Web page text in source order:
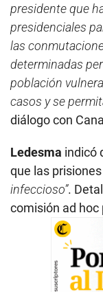
presidente que
presidenciales
las
determinadas
población
casos y se
diálogo con
Ledesma indicó
que las
infeccioso”.
comisión ad hoc